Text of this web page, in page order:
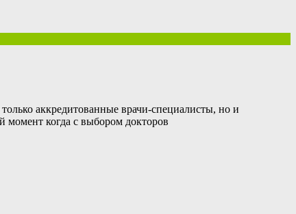
аккредитованные врачи-специалисты, но и
момент когда с выбором докторов